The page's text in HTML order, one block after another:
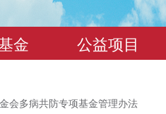
金 公益项目
会多病共防专项基金管理办法